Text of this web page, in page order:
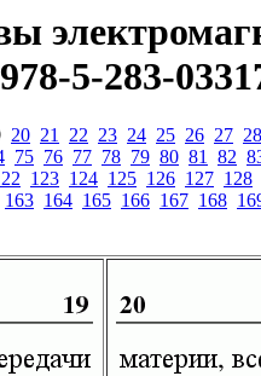
5-283-
20 21 22 23 24 25 26 27 28
75 76 77 78 79 80 81 82
123 124 125 126 127 128
163 164 165 166 167 168